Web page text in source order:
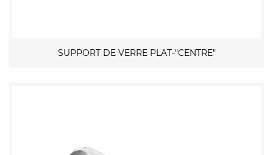
SUPPORT DE VERRE PLAT-"CENTRE"